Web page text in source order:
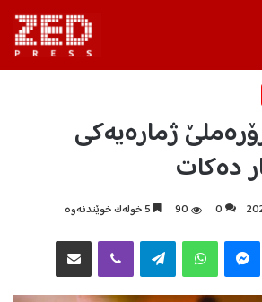
ژمارەیەکی
دەکات
0
90
Telegram